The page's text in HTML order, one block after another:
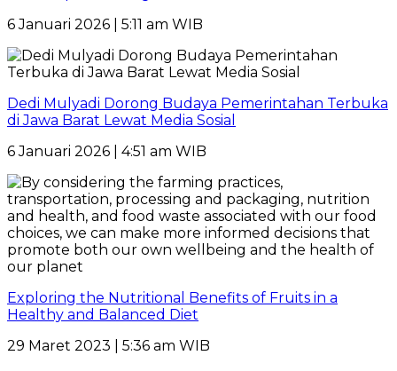
6 Januari 2026 | 5:11 am WIB
Dedi Mulyadi Dorong Budaya Pemerintahan Terbuka
di Jawa Barat Lewat Media Sosial
6 Januari 2026 | 4:51 am WIB
Exploring the Nutritional Benefits of Fruits in a
Healthy and Balanced Diet
29 Maret 2023 | 5:36 am WIB